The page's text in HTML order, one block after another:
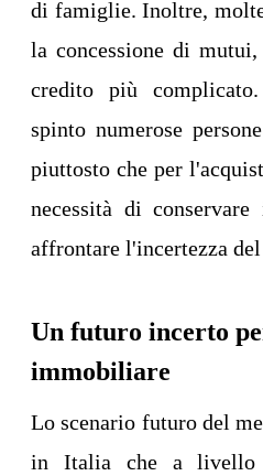
di famiglie. Inoltre,
la concessione di mutui,
credito più
spinto numerose
piuttosto che per
necessità di
affrontare l'incertezza
Un futuro incerto
immobiliare
Lo scenario futuro del
in Italia che a livello